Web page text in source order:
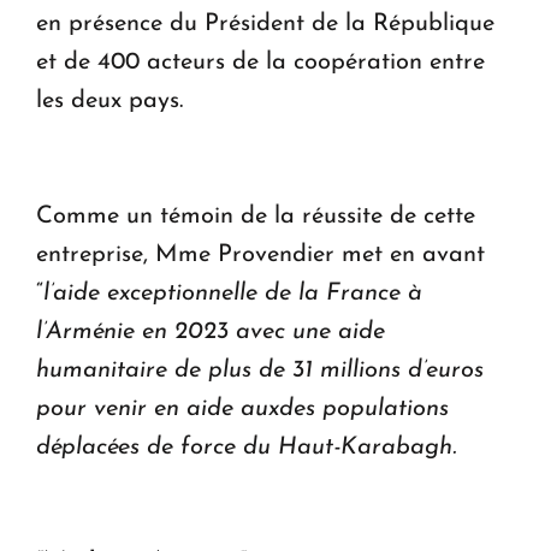
en présence du Président de la République
et de 400 acteurs de la coopération entre
les deux pays.
Comme un témoin de la réussite de cette
entreprise, Mme Provendier met en avant
“l’aide exceptionnelle de la France à
l’Arménie en 2023 avec une aide
humanitaire de plus de 31 millions d’euros
pour venir en aide auxdes populations
déplacées de force du Haut-Karabagh.